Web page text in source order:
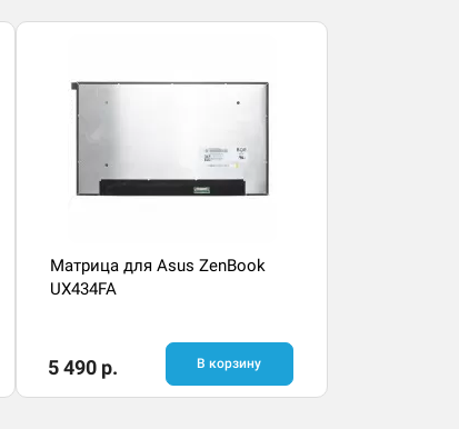
Матрица для Asus ZenBook
UX434FA
5 490 р. В корзину